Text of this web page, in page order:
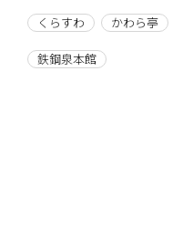
くらすわ かわら亭
鉄鋼泉本館